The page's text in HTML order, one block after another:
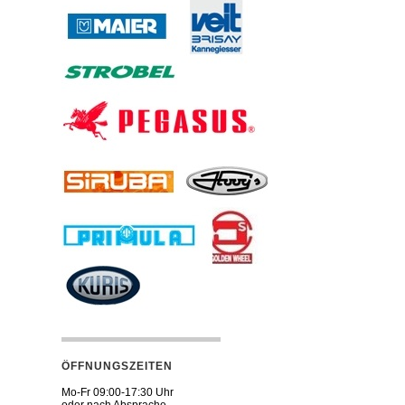
ÖFFNUNGSZEITEN
Mo-Fr 09:00-17:30 Uhr